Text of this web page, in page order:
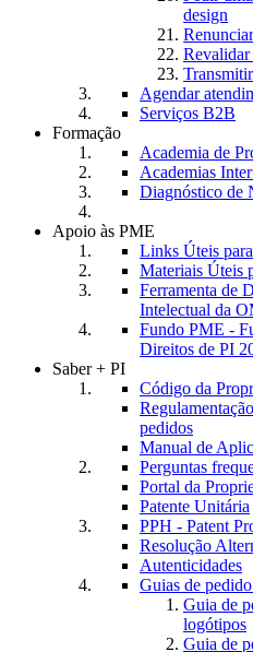
design
Revalidar
Agendar
Serviços B2B
Formação
Academia de
Academias
Diagnóstico de
Apoio às PME
Links Úteis
Materiais Úteis
Ferramenta de
Intelectual da
Fundo PME -
Direitos de PI
Saber + PI
Código da
pedidos
Manual de
Perguntas
Portal da
Patente Unitária
PPH - Patent
Resolução
Autenticidades
Guias de
Guia de
logótipos
Guia de